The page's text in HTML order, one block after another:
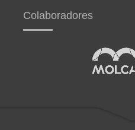
Colaboradores